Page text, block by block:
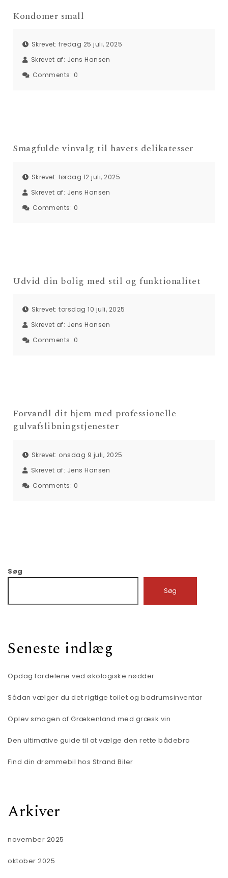
Kondomer small
Skrevet: fredag 25 juli, 2025
Skrevet af: Jens Hansen
Comments: 0
Smagfulde vinvalg til havets delikatesser
Skrevet: lørdag 12 juli, 2025
Skrevet af: Jens Hansen
Comments: 0
Udvid din bolig med stil og funktionalitet
Skrevet: torsdag 10 juli, 2025
Skrevet af: Jens Hansen
Comments: 0
Forvandl dit hjem med professionelle
gulvafslibningstjenester
Skrevet: onsdag 9 juli, 2025
Skrevet af: Jens Hansen
Comments: 0
Søg
Søg
Seneste indlæg
Opdag fordelene ved økologiske nødder
Sådan vælger du det rigtige toilet og badrumsinventar
Oplev smagen af Grækenland med græsk vin
Den ultimative guide til at vælge den rette bådebro
Find din drømmebil hos Strand Biler
Arkiver
november 2025
oktober 2025